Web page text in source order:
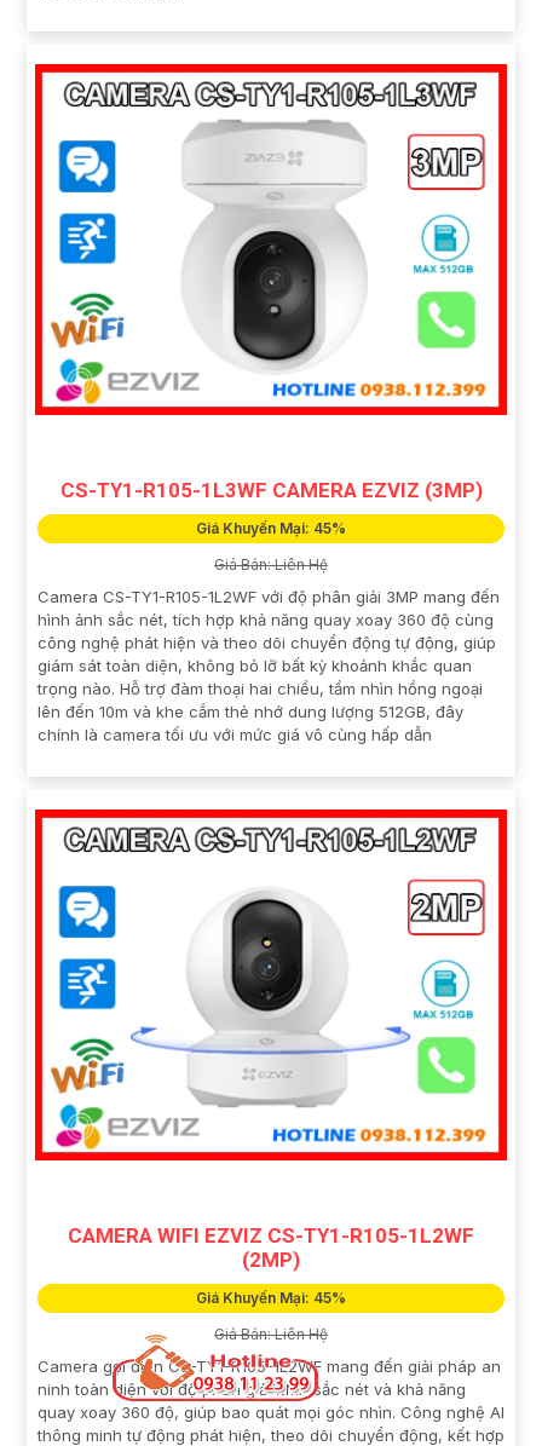
CS-TY1-R105-1L3WF CAMERA EZVIZ (3MP)
Giá Khuyến Mại: 45%
Giá Bán: Liên Hệ
Camera CS-TY1-R105-1L2WF với độ phân giải 3MP mang đến
hình ảnh sắc nét, tích hợp khả năng quay xoay 360 độ cùng
công nghệ phát hiện và theo dõi chuyển động tự động, giúp
giám sát toàn diện, không bỏ lỡ bất kỳ khoảnh khắc quan
trọng nào. Hỗ trợ đàm thoại hai chiều, tầm nhìn hồng ngoại
lên đến 10m và khe cắm thẻ nhớ dung lượng 512GB, đây
chính là camera tối ưu với mức giá vô cùng hấp dẫn
CAMERA WIFI EZVIZ CS-TY1-R105-1L2WF
(2MP)
Giá Khuyến Mại: 45%
Giá Bán: Liên Hệ
Camera gọi điện CS-TY1-R105-1L2WF mang đến giải pháp an
ninh toàn diện với độ phân giải 2MP sắc nét và khả năng
quay xoay 360 độ, giúp bao quát mọi góc nhìn. Công nghệ AI
thông minh tự động phát hiện, theo dõi chuyển động, kết hợp